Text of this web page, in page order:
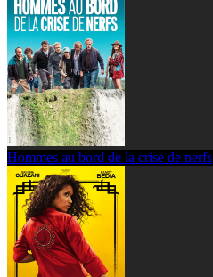
Hommes au bord de la crise de nerfs